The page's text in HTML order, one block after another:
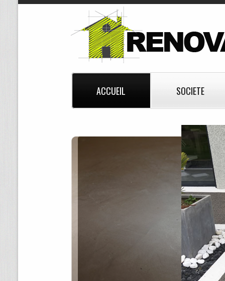
ACCUEIL SOCIETE